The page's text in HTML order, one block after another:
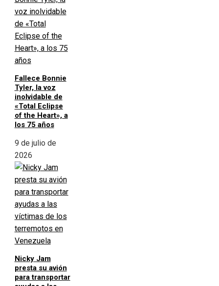
Fallece Bonnie
Tyler, la voz
inolvidable de
«Total Eclipse
of the Heart», a
los 75 años
9 de julio de
2026
Nicky Jam
presta su avión
para transportar